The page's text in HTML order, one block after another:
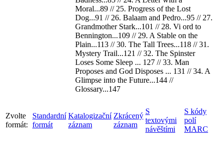
Moral...89 // 25. Progress of the Lost
Dog...91 // 26. Balaam and Pedro...95 // 27.
Grandmother Stark...101 // 28. Vi ord to
Bennington...109 // 29. A Stable on the
Plain...113 // 30. The Tall Trees...118 // 31.
Mystery Trail...121 // 32. The Spinster
Loses Some Sleep ... 127 // 33. Man
Proposes and God Disposes ... 131 // 34. A
Glimpse into the Future...144 //
Glossary...147
Zvolte
formát:
Standardní
formát
Katalogizační
záznam
Zkrácený
záznam
S
textovými
návěštími
S kódy
polí
MARC